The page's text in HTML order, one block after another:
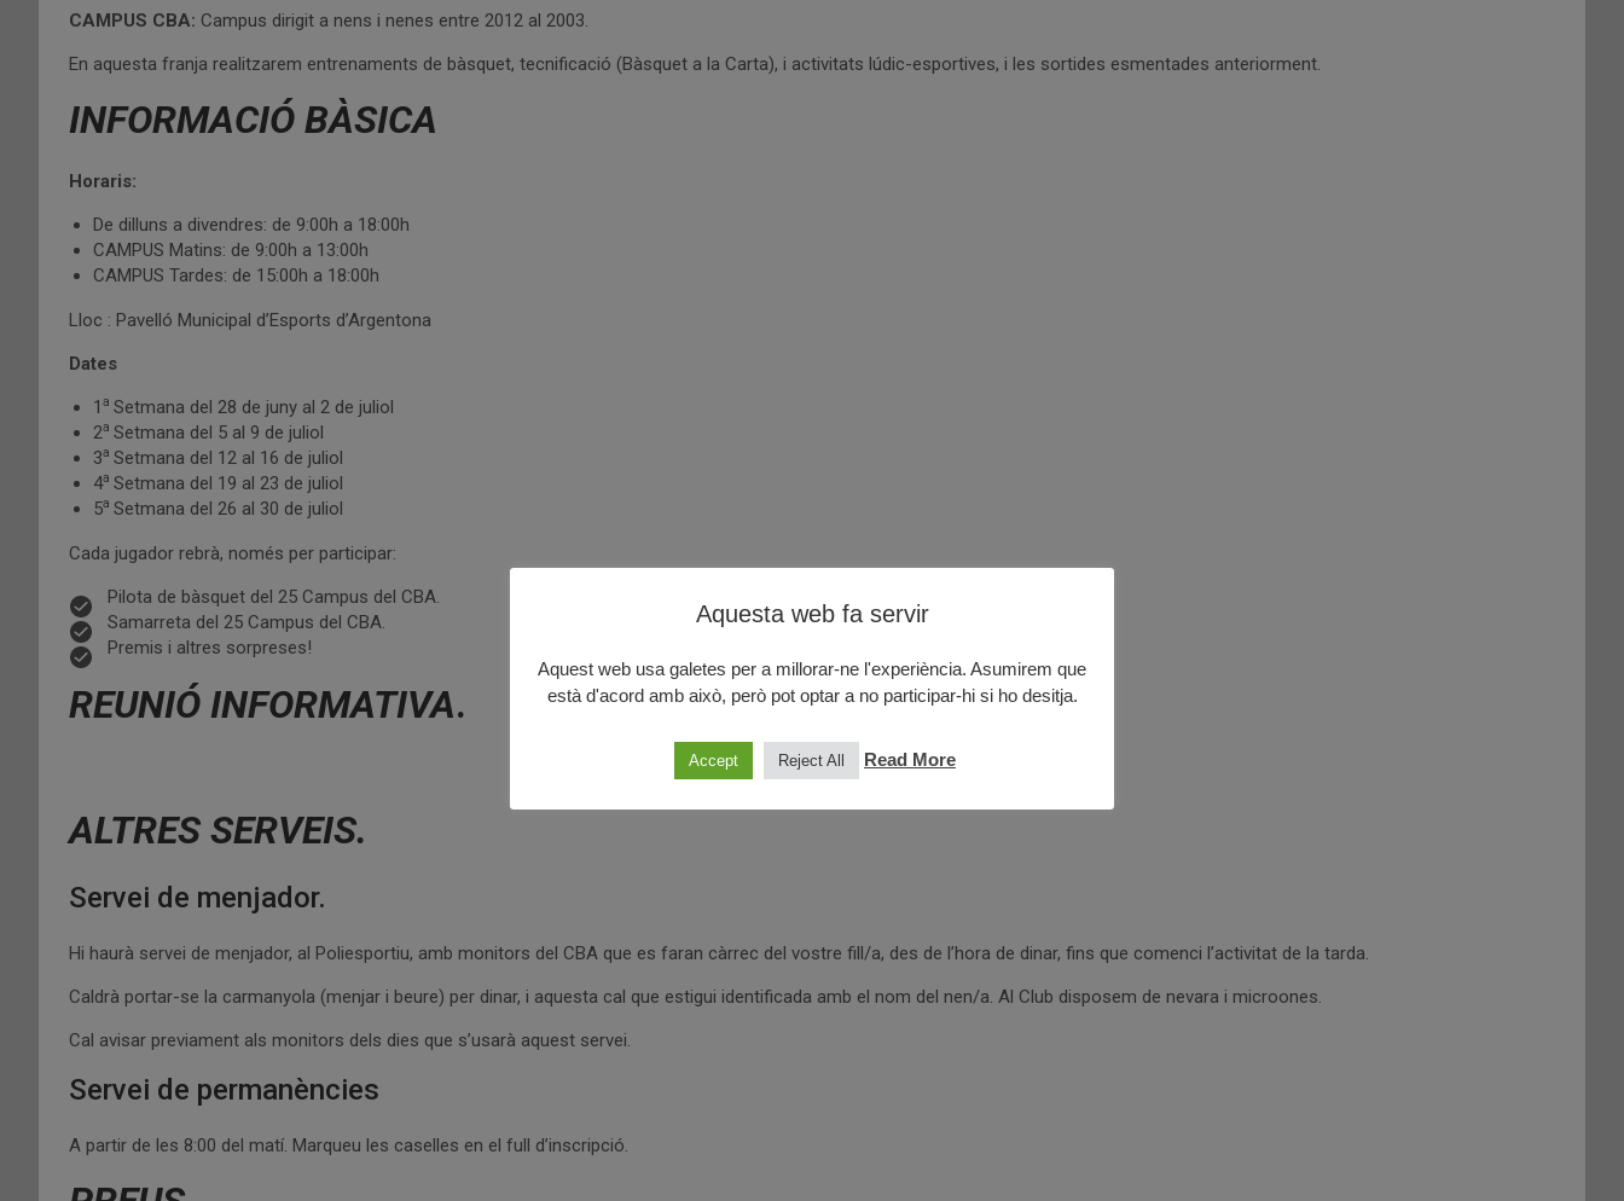
CAMPUS CBA: Campus dirigit a nens i nenes entre 2012 al 2003.
En aquesta franja realitzarem entrenaments de bàsquet, tecnificació (Bàsquet a la Carta), i activitats lúdic-esportives, i les sortides esmentades anteriorment.
INFORMACIÓ BÀSICA
Horaris:
De dilluns a divendres: de 9:00h a 18:00h
CAMPUS Matins: de 9:00h a 13:00h
CAMPUS Tardes: de 15:00h a 18:00h
Lloc : Pavelló Municipal d’Esports d’Argentona
Dates
1 a Setmana del 28 de juny al 2 de juliol
2a Setmana del 5 al 9 de juliol
3a Setmana del 12 al 16 de juliol
4a Setmana del 19 al 23 de juliol
5a Setmana del 26 al 30 de juliol
Cada jugador rebrà, només per participar:
Pilota de bàsquet del 25 Campus del CBA.
Samarreta del 25 Campus del CBA.
Premis i altres sorpreses!
REUNIÓ INFORMATIVA.
18 DE JUNY a les 18:00
ALTRES SERVEIS.
Servei de menjador.
Hi haurà servei de menjador, al Poliesportiu, amb monitors del CBA que es faran càrrec del vostre fill/a, des de l’hora de dinar, fins que comenci l’activitat de la tarda.
Caldrà portar-se la carmanyola (menjar i beure) per dinar, i aquesta cal que estigui identificada amb el nom del nen/a. Al Club disposem de nevara i microones.
Cal avisar previament als monitors dels dies que s’usarà aquest servei.
Servei de permanències
A partir de les 8:00 del matí. Marqueu les caselles en el full d’inscripció.
Aquesta web fa servir
Aquest web usa galetes per a millorar-ne l'experiència. Asumirem que
està d'acord amb això, però pot optar a no participar-hi si ho desitja.
Accept Reject All Read More